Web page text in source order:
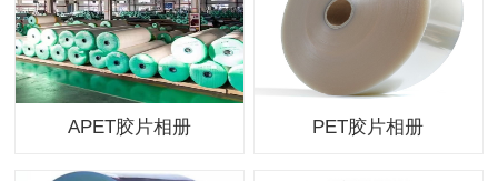
APET胶片相册 PET胶片相册